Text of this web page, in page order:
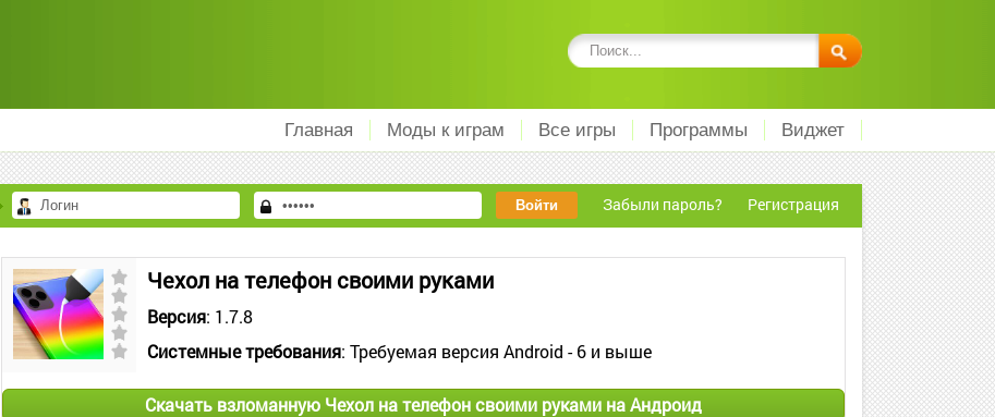
Главная Моды к играм Все игры Программы Виджет
Забыли пароль? Регистрация
Чехол на телефон своими руками
Версия: 1.7.8
Системные требования: Требуемая версия Android - 6 и выше
Скачать взломанную Чехол на телефон своими руками на Андроид